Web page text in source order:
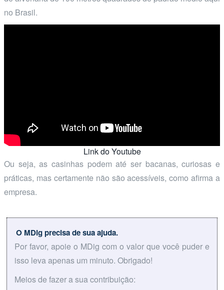
no Brasil.
Link do Youtube
Ou seja, as casinhas podem até ser bacanas, curiosas e
práticas, mas certamente não são acessíveis, como afirma a
empresa.
O MDig precisa de sua ajuda.
Por favor, apoie o MDig com o valor que você puder e
isso leva apenas um minuto. Obrigado!
Meios de fazer a sua contribuição: